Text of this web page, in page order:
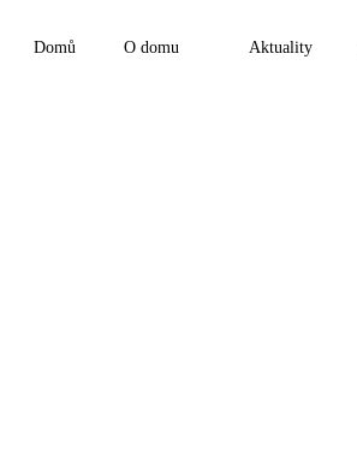
Domů O domu Aktuality